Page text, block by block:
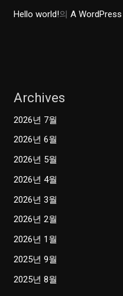
Hello world!의A
Archives
2026년 7월
2026년 6월
2026년 5월
2026년 4월
2026년 3월
2026년 2월
2026년 1월
2025년 9월
2025년 8월